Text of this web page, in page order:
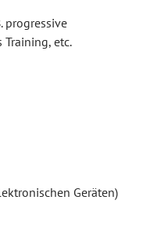
progressive
etc.
Geräten)